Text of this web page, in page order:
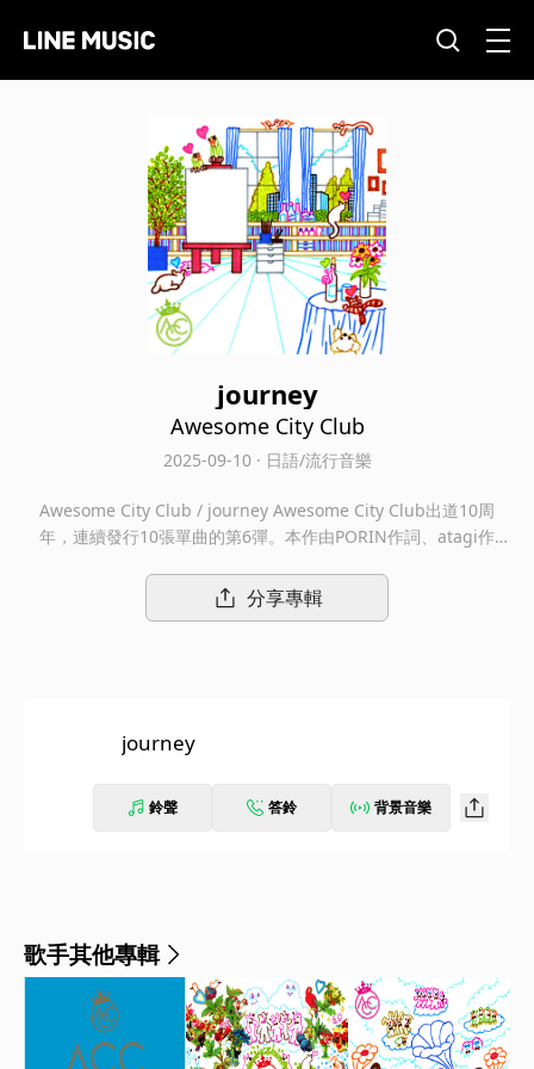
journey
Awesome City Club
2025-09-10 · 日語/流行音樂
Awesome City Club / journey Awesome City Club出道10周
年，連續發行10張單曲的第6彈。本作由PORIN作詞、atagi作
劃很快地來到第6彈，這次的歌曲讓人感受到啟程與重逢的明朗氛
圍，同時也帶有一絲淡淡的哀愁。
分享專輯
journey
鈴聲 答鈴 背景音樂
歌手其他專輯